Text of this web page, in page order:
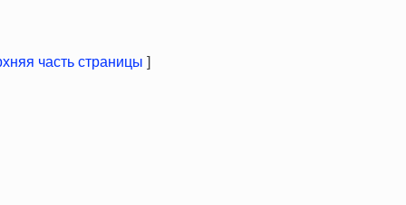
часть страницы ]